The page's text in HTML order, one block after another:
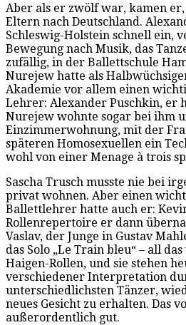
Aber als er zwölf war, kamen
Eltern nach Deutschland.
Schleswig-Holstein schnell ein,
Bewegung nach Musik, das
zufällig, in der Ballettschule
Nurejew hatte als
Akademie vor allem einen
Lehrer: Alexander Puschkin, er
Nurejew wohnte sogar bei ihm
Einzimmerwohnung, mit der
späteren Homosexuellen ein
wohl von einer Menage à trois
Sascha Trusch musste nie bei
privat wohnen. Aber einen
Ballettlehrer hatte auch er:
Rollenrepertoire er dann
Vaslav, der Junge in Gustav
das Solo „Le Train bleu“ – all
Haigen-Rollen, und sie stehen
verschiedener Interpretation
unterschiedlichsten Tänzer,
neues Gesicht zu erhalten. Das
außerordentlich gut.